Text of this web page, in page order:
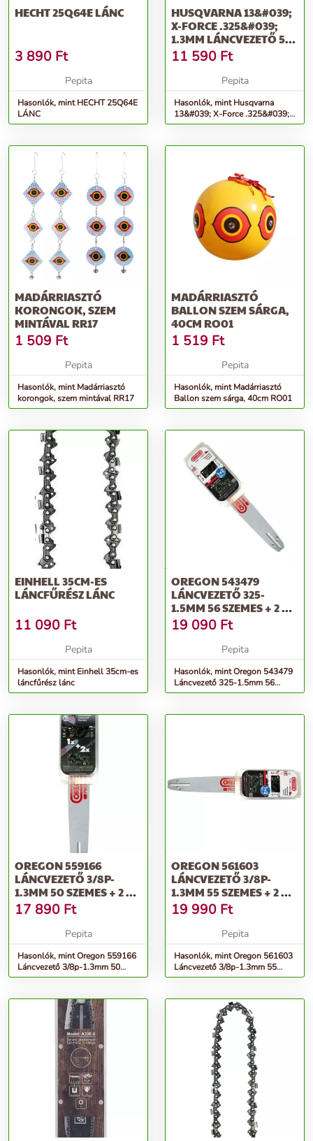
HECHT 25Q64E LÁNC
3 890 Ft
Pepita
Hasonlók, mint HECHT 25Q64E
LÁNC
HUSQVARNA 13&#039;
X-FORCE .325&#039;
1.3MM LÁNCVEZETŐ 56
SZEM
11 590 Ft
Pepita
Hasonlók, mint Husqvarna
13&#039; X-Force .325&#039;
1.3mm láncvezető 56 szem
MADÁRRIASZTÓ
KORONGOK, SZEM
MINTÁVAL RR17
1 509 Ft
Pepita
Hasonlók, mint Madárriasztó
korongok, szem mintával RR17
MADÁRRIASZTÓ
BALLON SZEM SÁRGA,
40CM RO01
1 519 Ft
Pepita
Hasonlók, mint Madárriasztó
Ballon szem sárga, 40cm RO01
EINHELL 35CM-ES
LÁNCFŰRÉSZ LÁNC
11 090 Ft
Pepita
Hasonlók, mint Einhell 35cm-es
láncfűrész lánc
OREGON 543479
LÁNCVEZETŐ 325-
1.5MM 56 SZEMES + 2 DB
21BPX LÁNC
19 090 Ft
Pepita
Hasonlók, mint Oregon 543479
Láncvezető 325-1.5mm 56
szemes + 2 db 21BPX lánc
OREGON 559166
LÁNCVEZETŐ 3/8P-
1.3MM 50 SZEMES + 2 DB
91VXL LÁNC
17 890 Ft
Pepita
Hasonlók, mint Oregon 559166
Láncvezető 3/8p-1.3mm 50
szemes + 2 db 91VXL lánc
OREGON 561603
LÁNCVEZETŐ 3/8P-
1.3MM 55 SZEMES + 2 DB
91VXL LÁNC
19 990 Ft
Pepita
Hasonlók, mint Oregon 561603
Láncvezető 3/8p-1.3mm 55
szemes + 2 db 91VXL lánc